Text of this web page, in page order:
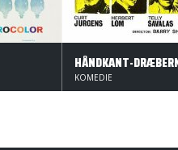
HÅNDKANT-
KOMEDIE